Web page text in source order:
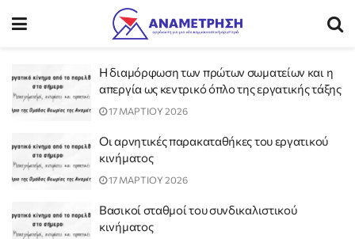
Η διαμόρφωση των πρώτων σωματείων και η
απεργία ως κεντρικό όπλο της εργατικής τάξης
17 ΜΑΡΤΙΟΥ 2026
Οι αρνητικές παρακαταθήκες του εργατικού
κινήματος
17 ΜΑΡΤΙΟΥ 2026
Βασικοί σταθμοί του συνδικαλιστικού
κινήματος